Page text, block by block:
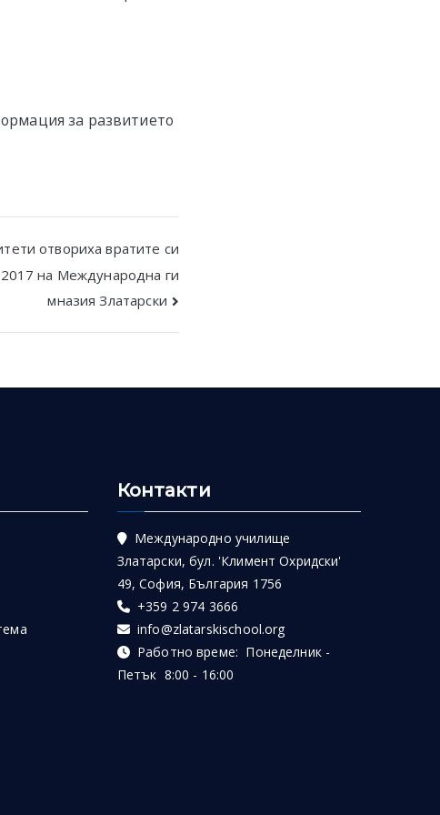
за развитието
отвориха вратите си
на Международна ги
мназия Златарски
Контакти
Международно училище
Златарски, бул. 'Климент Охридски'
49, София, България 1756
+359 2 974 3666
info@zlatarskischool.org
Работно време: Понеделник -
Петък 8:00 - 16:00